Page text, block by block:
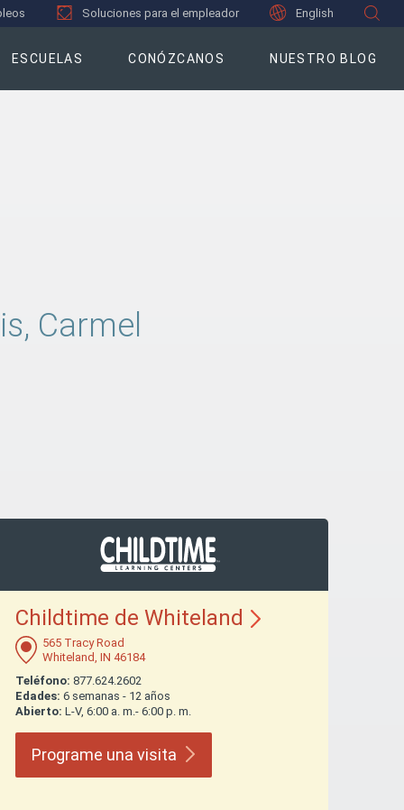
Soluciones para el empleador English
ESCUELAS CONÓZCANOS NUESTRO BLOG
Carmel
Childtime de Whiteland
565 Tracy Road
Whiteland, IN 46184
Teléfono: 877.624.2602
Edades: 6 semanas - 12 años
Abierto: L-V, 6:00 a. m.- 6:00 p. m.
Programe una visita